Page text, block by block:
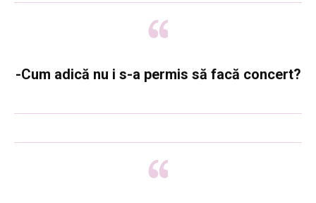
-Cum adică nu i s-a permis să facă concert?